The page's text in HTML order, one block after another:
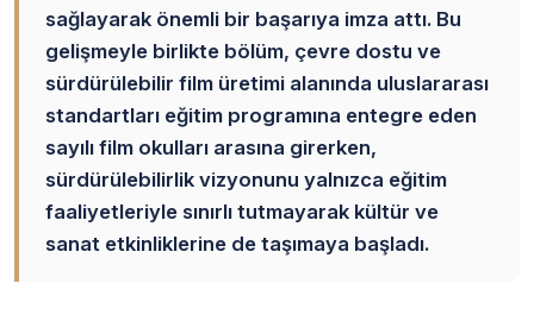
sağlayarak önemli bir başarıya imza attı. Bu
gelişmeyle birlikte bölüm, çevre dostu ve
sürdürülebilir film üretimi alanında uluslararası
standartları eğitim programına entegre eden
sayılı film okulları arasına girerken,
sürdürülebilirlik vizyonunu yalnızca eğitim
faaliyetleriyle sınırlı tutmayarak kültür ve
sanat etkinliklerine de taşımaya başladı.